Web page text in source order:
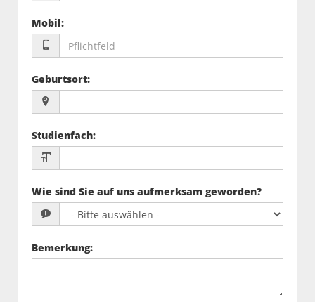
Mobil:
Geburtsort:
Studienfach:
Wie sind Sie auf uns aufmerksam geworden?
Bemerkung: